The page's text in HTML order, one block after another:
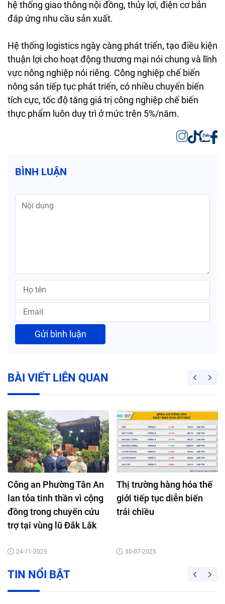
hệ thống giao thông nội đồng, thủy lợi, điện cơ bản
đáp ứng nhu cầu sản xuất.
Hệ thống logistics ngày càng phát triển, tạo điều kiện
thuận lợi cho hoạt động thương mại nói chung và lĩnh
vực nông nghiệp nói riêng. Công nghiệp chế biến
nông sản tiếp tục phát triển, có nhiều chuyển biến
tích cực, tốc độ tăng giá trị công nghiệp chế biến
thực phẩm luôn duy trì ở mức trên 5%/năm.
BÌNH LUẬN
Gửi bình luận
BÀI VIẾT LIÊN QUAN
Công an Phường Tân An
lan tỏa tinh thần vì cộng
đồng trong chuyến cứu
trợ tại vùng lũ Đắk Lắk
24-11-2025
Thị trường hàng hóa thế
giới tiếp tục diễn biến
trái chiều
30-07-2025
TIN NỔI BẬT